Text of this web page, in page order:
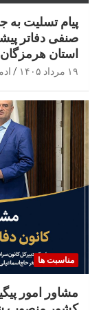
پیام تسلیت
صنفی دفاتر
استان هرمزگان
۱۹ مرداد ۱۴۰۵
مناسبت ها
مشاور امور